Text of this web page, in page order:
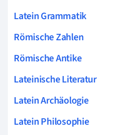
Latein Grammatik
Römische Zahlen
Römische Antike
Lateinische Literatur
Latein Archäologie
Latein Philosophie